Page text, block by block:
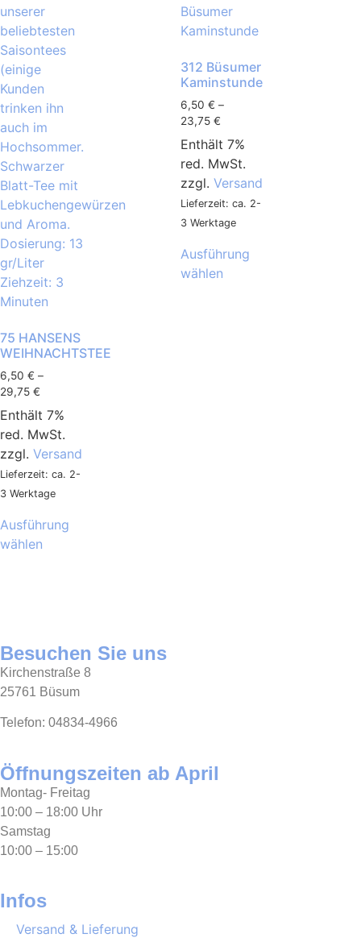
75 HANSENS
WEIHNACHTSTEE
6,50 € –
29,75 €
Enthält 7%
red. MwSt.
zzgl. Versand
Lieferzeit: ca. 2-
3 Werktage
Ausführung
wählen
312 Büsumer
Kaminstunde
6,50 € –
23,75 €
Enthält 7%
red. MwSt.
zzgl. Versand
Lieferzeit: ca. 2-
3 Werktage
Ausführung
wählen
Besuchen Sie uns
Kirchenstraße 8
25761 Büsum
Telefon: 04834-4966
Öffnungszeiten ab April
Montag- Freitag
10:00 – 18:00 Uhr
Samstag
10:00 – 15:00
Infos
Versand & Lieferung